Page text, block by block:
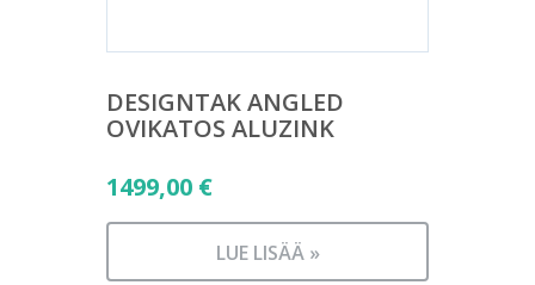
DESIGNTAK ANGLED
OVIKATOS ALUZINK
1499,00 €
LUE LISÄÄ »